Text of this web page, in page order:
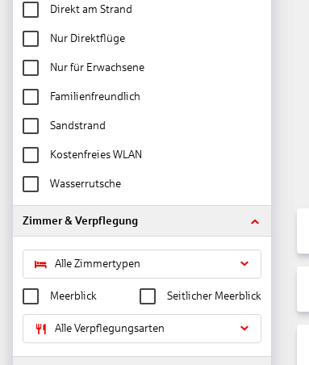
Direkt am Strand
Nur Direktflüge
Nur für Erwachsene
Familienfreundlich
Sandstrand
Kostenfreies WLAN
Wasserrutsche
Zimmer & Verpflegung
Alle Zimmertypen
Meerblick Seitlicher Meerblick
Alle Verpflegungsarten